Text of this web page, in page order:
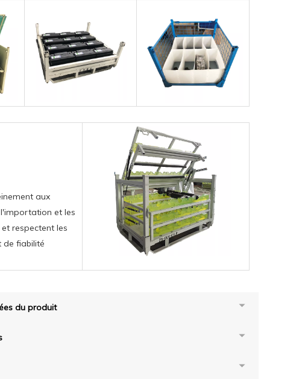
aux
et les
respectent les
de fiabilité
du produit